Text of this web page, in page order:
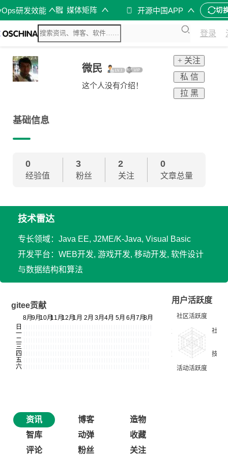
研发效能 媒体矩阵 开源中国APP 切
登录
微民
这个人没有介绍！
+ 关注
私 信
拉 黑
基础信息
0
经验值
3
粉丝
2
关注
0
文章总量
技术雷达
专长领域：Java EE, J2ME/K-Java, Visual Basic
开发平台：WEB开发, 游戏开发, 移动开发, 软件设计
与数据结构和算法
gitee贡献
用户活跃度
资讯 博客
造物
智库
动弹
收藏
评论
粉丝 关注